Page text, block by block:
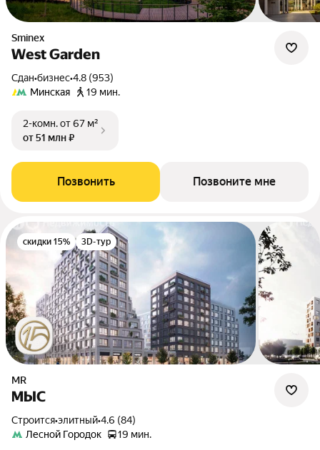
Sminex
West Garden
Сдан•бизнес•4.8 (953)
Минская
19 мин.
2-комн.от 67 м²
от 51 млн ₽
Позвонить Позвоните мне
скидки 15% 3D-тур
MR
МЫС
Строится•элитный•4.6 (84)
Лесной Городок
19 мин.